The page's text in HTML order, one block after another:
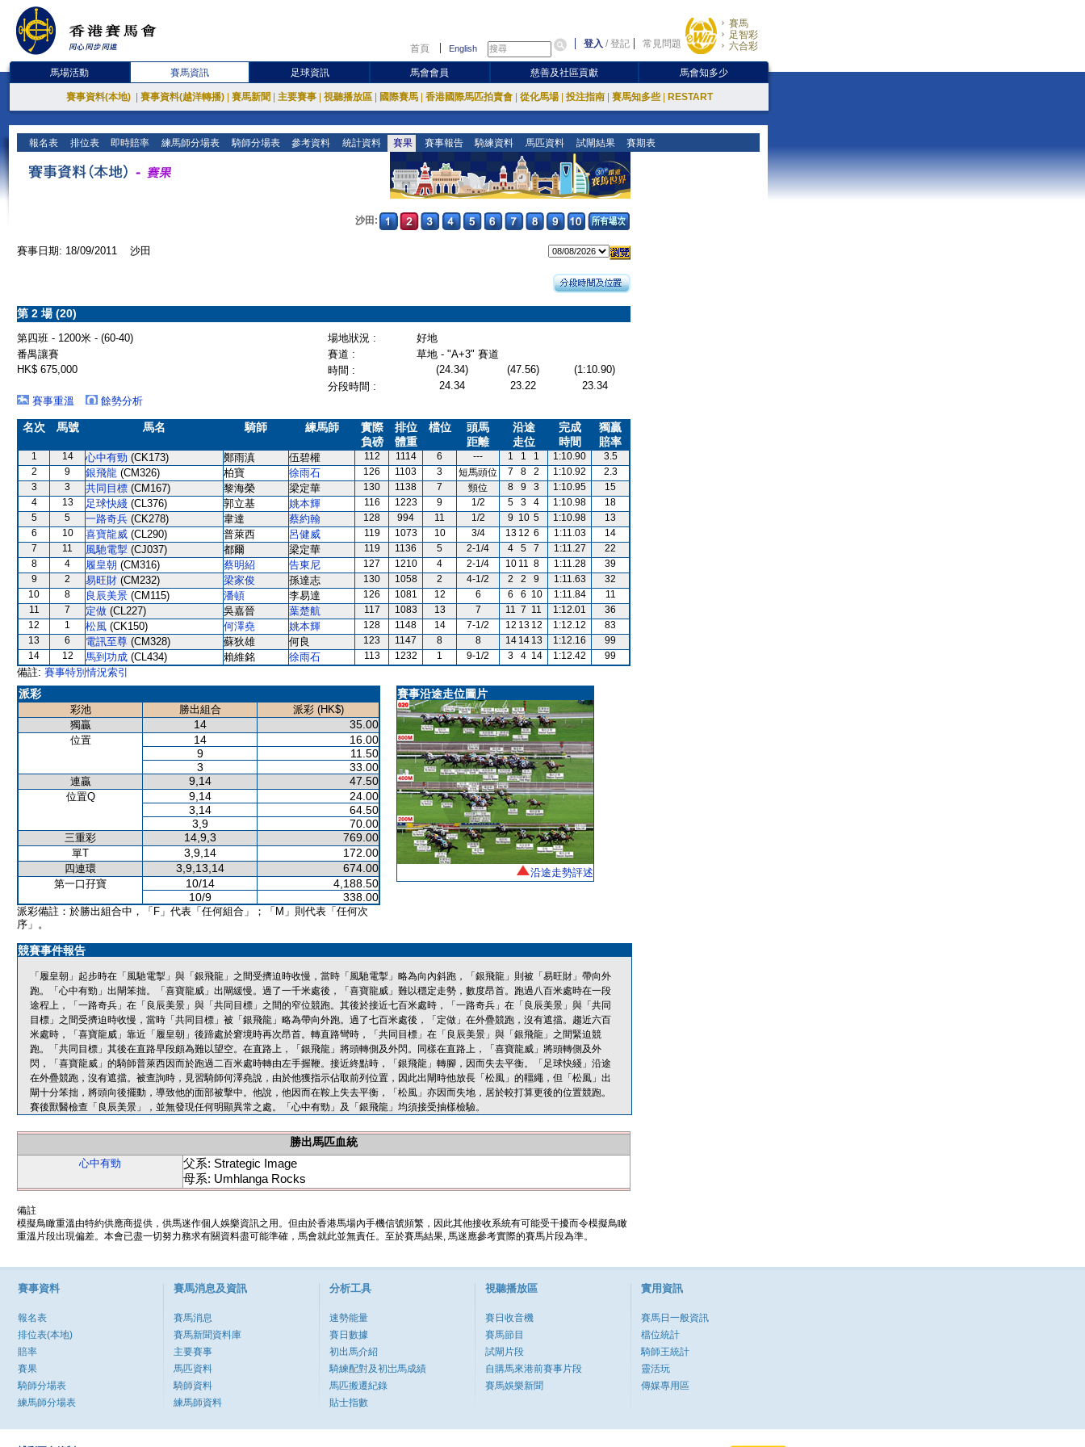
首頁 English 登入 /登記 常見問題
賽馬
足智彩
六合彩
馬場活動 賽馬資訊 足球資訊 馬會會員 慈善及社區貢獻 馬會知多少
賽事資料(本地) 賽事資料(越洋轉播) 賽馬新聞 主要賽事 視聽播放區 國際賽馬 香港國際馬匹拍賣會 從化馬場 投注指南 賽馬知多些 RESTART
報名表 排位表 即時賠率 練馬師分場表 騎師分場表 參考資料 統計資料 賽果 賽事報告 騎練資料 馬匹資料 試閘結果 賽期表
沙田:
賽事日期: 18/09/2011 沙田
第 2 場 (20)
第四班 - 1200米 - (60-40) 場地狀況 :
好地
番禺讓賽
賽道 :
草地 - "A+3" 賽道
HK$ 675,000
時間 : (24.34) (47.56)
(1:10.90)
分段時間 :
24.34 23.22
23.34
賽事重溫
餘勢分析
名次 馬號 馬名 騎師 練馬師
實際
負磅
排位
體重
檔位
頭馬
距離
沿途
走位
完成
時間
獨贏
賠率
1 14 心中有勁 (CK173) 鄭雨滇 伍碧權 112 1114 6 --- 1 1 1 1:10.90
3.5
2
9 銀飛龍 (CM326) 柏寶 徐雨石 126 1103 3 短馬頭位 7 8 2 1:10.92
2.3
3
3 共同目標 (CM167) 黎海榮 梁定華 130 1138 7 頸位 8 9 3 1:10.95
15
4
13 足球快綫 (CL376) 郭立基 姚本輝 116 1223 9 1/2 5 3 4 1:10.98
18
5
5 一路奇兵 (CK278) 韋達 蔡約翰 128 994 11 1/2 9 10 5 1:10.98
13
6
10 喜寶龍威 (CL290) 普萊西 呂健威 119 1073 10 3/4 13 12 6 1:11.03
14
7
11 風馳電掣 (CJ037) 都爾 梁定華 119 1136 5 2-1/4 4 5 7 1:11.27
22
8
4 履皇朝 (CM316) 蔡明紹 告東尼 127 1210 4 2-1/4 10 11 8 1:11.28
39
9
2 易旺財 (CM232) 梁家俊 孫達志 130 1058 2 4-1/2 2 2 9 1:11.63
32
10
8 良辰美景 (CM115) 潘頓 李易達 126 1081 12 6 6 6 10 1:11.84
11
11
7 定做 (CL227) 吳嘉晉 葉楚航 117 1083 13 7 11 7 11 1:12.01
36
12
1 松風 (CK150) 何澤堯 姚本輝 128 1148 14 7-1/2 12 13 12 1:12.12
83
13
6 電訊至尊 (CM328) 蘇狄雄 何良 123 1147 8 8 14 14 13 1:12.16
99
14
12 馬到功成 (CL434) 賴維銘 徐雨石 113 1232 1 9-1/2 3 4 14 1:12.42 99
備註: 賽事特別情況索引
派彩
彩池 勝出組合
派彩 (HK$)
獨贏
14 35.00
位置 14
16.00
9
11.50
3
33.00
連贏 9,14 47.50
位置Q 9,14
24.00
3,14
64.50
3,9
70.00
三重彩 14,9,3 769.00
單T 3,9,14 172.00
四連環 3,9,13,14 674.00
第一口孖寶 10/14
4,188.50
10/9
338.00
派彩備註：於勝出組合中，「F」代表「任何組合」；「M」則代表「任何次
序」。
賽事沿途走位圖片
沿途走勢評述
競賽事件報告
「履皇朝」起步時在「風馳電掣」與「銀飛龍」之間受擠迫時收慢，當時「風馳電掣」略為向內斜跑，「銀飛龍」則被「易旺財」帶向外
跑。「心中有勁」出閘笨拙。「喜寶龍威」出閘緩慢。過了一千米處後，「喜寶龍威」難以穩定走勢，數度昂首。跑過八百米處時在一段
途程上，「一路奇兵」在「良辰美景」與「共同目標」之間的窄位競跑。其後於接近七百米處時，「一路奇兵」在「良辰美景」與「共同
目標」之間受擠迫時收慢，當時「共同目標」被「銀飛龍」略為帶向外跑。過了七百米處後，「定做」在外疊競跑，沒有遮擋。趨近六百
米處時，「喜寶龍威」靠近「履皇朝」後蹄處於窘境時再次昂首。轉直路彎時，「共同目標」在「良辰美景」與「銀飛龍」之間緊迫競
跑。「共同目標」其後在直路早段頗為難以望空。在直路上，「銀飛龍」將頭轉側及外閃。同樣在直路上，「喜寶龍威」將頭轉側及外
閃，「喜寶龍威」的騎師普萊西因而於跑過二百米處時轉由左手握鞭。接近終點時，「銀飛龍」轉腳，因而失去平衡。「足球快綫」沿途
在外疊競跑，沒有遮擋。被查詢時，見習騎師何澤堯說，由於他獲指示佔取前列位置，因此出閘時他放長「松風」的韁繩，但「松風」出
閘十分笨拙，將頭向後擺動，導致他的面部被擊中。他說，他因而在鞍上失去平衡，「松風」亦因而失地，居於較打算更後的位置競跑。
賽後獸醫檢查「良辰美景」，並無發現任何明顯異常之處。「心中有勁」及「銀飛龍」均須接受抽樣檢驗。
勝出馬匹血統
心中有勁
父系: Strategic Image
母系: Umhlanga Rocks
備註
模擬鳥瞰重溫由特約供應商提供，供馬迷作個人娛樂資訊之用。但由於香港馬場內手機信號頻繁，因此其他接收系統有可能受干擾而令模擬鳥瞰
重溫片段出現偏差。本會已盡一切努力務求有關資料盡可能準確，馬會就此並無責任。至於賽馬結果, 馬迷應參考實際的賽馬片段為準。
賽事資料
報名表
排位表(本地)
賠率
賽果
騎師分場表
練馬師分場表
賽馬消息及資訊
賽馬消息
賽馬新聞資料庫
主要賽事
馬匹資料
騎師資料
練馬師資料
分析工具
速勢能量
賽日數據
初出馬介紹
騎練配對及初岀馬成績
馬匹搬遷紀錄
貼士指數
視聽播放區
賽日收音機
賽馬節目
試閘片段
自購馬來港前賽事片段
賽馬娛樂新聞
實用資訊
賽馬日一般資訊
檔位統計
騎師王統計
靈活玩
傳媒專用區